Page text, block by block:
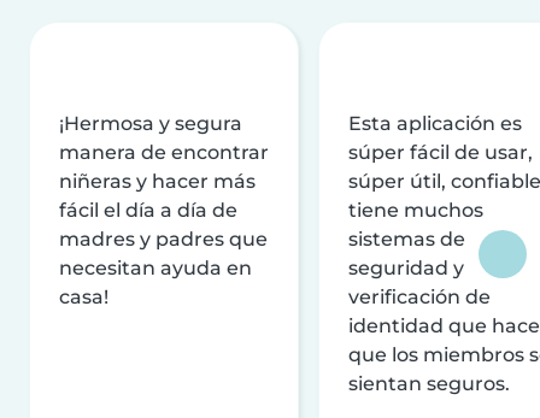
¡Hermosa y segura
manera de encontrar
niñeras y hacer más
fácil el día a día de
madres y padres que
necesitan ayuda en
casa!
Esta aplicación es
súper fácil de usar,
súper útil,
tiene muchos
sistemas de
seguridad y
verificación de
identidad que
que los miembros
sientan seguros.